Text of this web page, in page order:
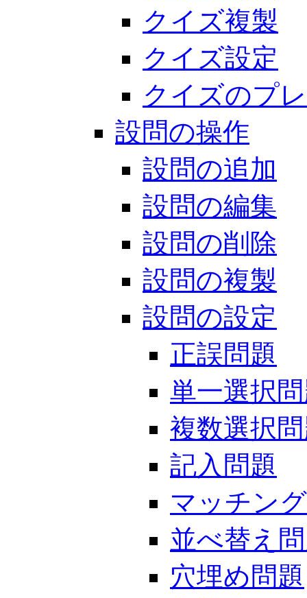
クイズ複製
クイズ設定
クイズのプ
設問の操作
設問の追加
設問の編集
設問の削除
設問の複製
設問の設定
正誤問題
単一選択
複数選択
記入問題
マッチン
並べ替え
穴埋め問題